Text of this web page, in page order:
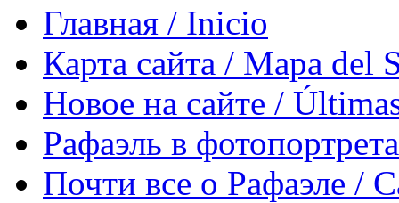
Главная / Inicio
Карта сайта / Mapa del
Новое на сайте /
Рафаэль в
Почти все о Рафаэле /